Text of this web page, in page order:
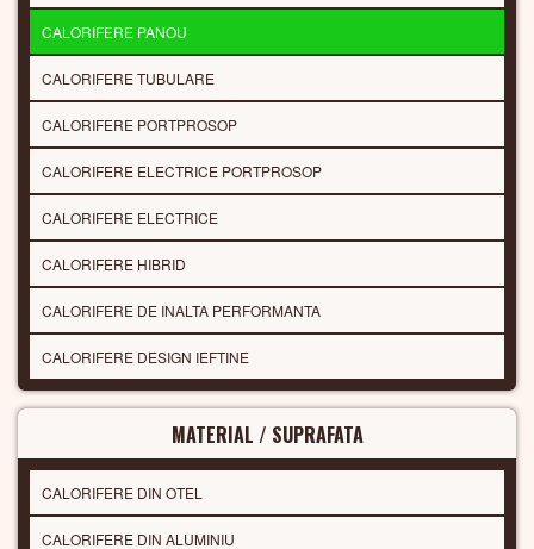
CALORIFERE PANOU
CALORIFERE TUBULARE
CALORIFERE PORTPROSOP
CALORIFERE ELECTRICE PORTPROSOP
CALORIFERE ELECTRICE
CALORIFERE HIBRID
CALORIFERE DE INALTA PERFORMANTA
CALORIFERE DESIGN IEFTINE
MATERIAL / SUPRAFATA
CALORIFERE DIN OTEL
CALORIFERE DIN ALUMINIU